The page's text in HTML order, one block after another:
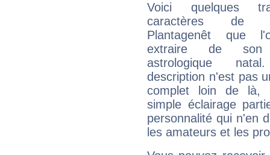
Voici quelques
caractères de
Plantagenêt que
extraire de son
astrologique
description n'est pas
complet loin de là,
simple éclairage
personnalité qui n'en
les amateurs et les